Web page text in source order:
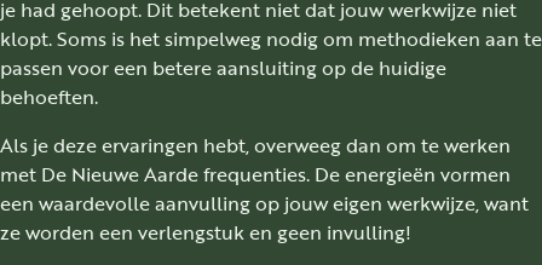
je had gehoopt. Dit betekent niet dat jouw werkwijze niet
klopt. Soms is het simpelweg nodig om methodieken aan te
passen voor een betere aansluiting op de huidige
behoeften.
Als je deze ervaringen hebt, overweeg dan om te werken
met De Nieuwe Aarde frequenties. De energieën vormen
een waardevolle aanvulling op jouw eigen werkwijze, want
ze worden een verlengstuk en geen invulling!